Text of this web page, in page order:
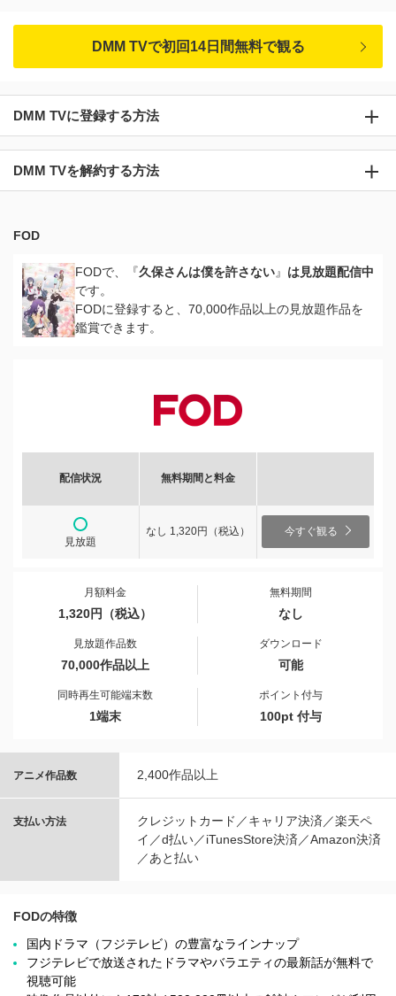
DMM TVで初回14日間無料で観る
DMM TVに登録する方法
DMM TVを解約する方法
FOD
FODで、『久保さんは僕を許さない』 は見放題配信中
です。
FODに登録すると、70,000作品以上の見放題作品を
鑑賞できます。
配信状況 無料期間と料金
見放題
なし 1,320円（税込） 今すぐ観る
月額料金
1,320円（税込）
無料期間
なし
見放題作品数
70,000作品以上
ダウンロード
可能
同時再生可能端末数
1端末
ポイント付与
100pt 付与
アニメ作品数 2,400作品以上
支払い方法
クレジットカード／キャリア決済／楽天ペ
イ／d払い／iTunesStore決済／Amazon決済
／あと払い
FODの特徴
国内ドラマ（フジテレビ）の豊富なラインナップ
フジテレビで放送されたドラマやバラエティの最新話が無料で
視聴可能